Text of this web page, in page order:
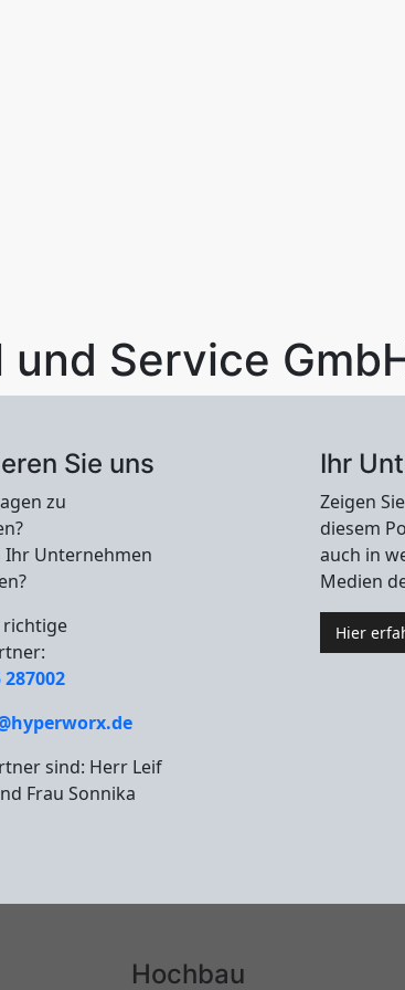
und Service
Sie uns
zu
Ihr Unternehmen
richtige
287002
sind: Herr Leif
Frau Sonnika
Ihr
Zeigen
diesem
auch in
Medien
Hier
Hochbau